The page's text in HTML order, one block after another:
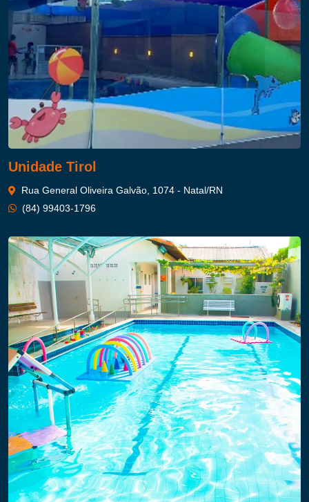
Unidade Tirol
Rua General Oliveira Galvão, 1074 - Natal/RN
(84) 99403-1796